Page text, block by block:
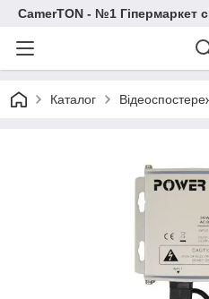
CamerTON - №1 Гіпермаркет
Каталог